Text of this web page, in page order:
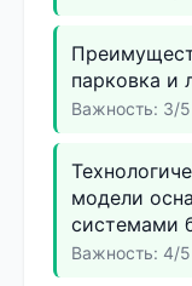
парковка и
Важность: 3/5
модели
системами
Важность: 4/5